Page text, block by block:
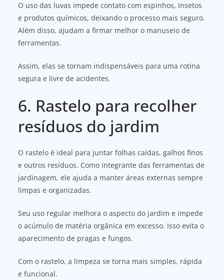
O uso das luvas impede contato com espinhos, insetos
e produtos químicos, deixando o processo mais seguro.
Além disso, ajudam a firmar melhor o manuseio de
ferramentas.
Assim, elas se tornam indispensáveis para uma rotina
segura e livre de acidentes.
6. Rastelo para recolher
resíduos do jardim
O rastelo é ideal para juntar folhas caídas, galhos finos
e outros resíduos. Como integrante das ferramentas de
jardinagem, ele ajuda a manter áreas externas sempre
limpas e organizadas.
Seu uso regular melhora o aspecto do jardim e impede
o acúmulo de matéria orgânica em excesso. Isso evita o
aparecimento de pragas e fungos.
Com o rastelo, a limpeza se torna mais simples, rápida
e funcional.